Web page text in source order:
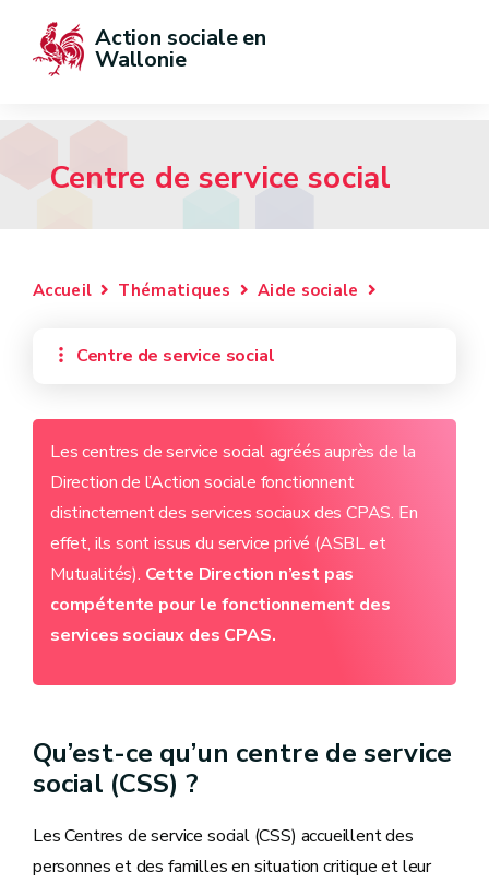
Action sociale en
Wallonie
Centre de service social
Accueil Thématiques Aide sociale
Centre de service social
Les centres de service social agréés auprès de la
Direction de l’Action sociale fonctionnent
distinctement des services sociaux des CPAS. En
effet, ils sont issus du service privé (ASBL et
Mutualités). Cette Direction n’est pas
compétente pour le fonctionnement des
services sociaux des CPAS.
Qu’est-ce qu’un centre de service
social (CSS) ?
Les Centres de service social (CSS) accueillent des
personnes et des familles en situation critique et leur